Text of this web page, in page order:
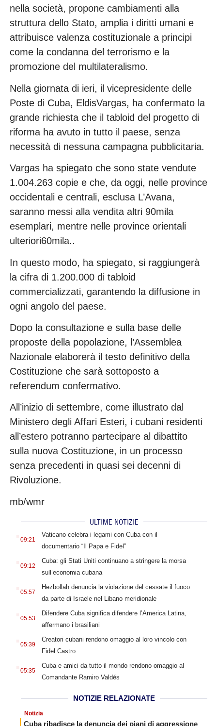
nella società, propone cambiamenti alla
struttura dello Stato, amplia i diritti umani e
attribuisce valenza costituzionale a principi
come la condanna del terrorismo e la
promozione del multilateralismo.
Nella giornata di ieri, il vicepresidente delle
Poste di Cuba, EldisVargas, ha confermato la
grande richiesta che il tabloid del progetto di
riforma ha avuto in tutto il paese, senza
necessità di nessuna campagna pubblicitaria.
Vargas ha spiegato che sono state vendute
1.004.263 copie e che, da oggi, nelle province
occidentali e centrali, esclusa L’Avana,
saranno messi alla vendita altri 90mila
esemplari, mentre nelle province orientali
ulteriori60mila..
In questo modo, ha spiegato, si raggiungerà
la cifra di 1.200.000 di tabloid
commercializzati, garantendo la diffusione in
ogni angolo del paese.
Dopo la consultazione e sulla base delle
proposte della popolazione, l’Assemblea
Nazionale elaborerà il testo definitivo della
Costituzione che sarà sottoposto a
referendum confermativo.
All’inizio di settembre, come illustrato dal
Ministero degli Affari Esteri, i cubani residenti
all’estero potranno partecipare al dibattito
sulla nuova Costituzione, in un processo
senza precedenti in quasi sei decenni di
Rivoluzione.
mb/wmr
ULTIME NOTIZIE
09:21
Vaticano celebra i legami con Cuba con il
documentario “Il Papa e Fidel”
09:12
Cuba: gli Stati Uniti continuano a stringere la morsa
sull’economia cubana
05:57
Hezbollah denuncia la violazione del cessate il fuoco
da parte di Israele nel Libano meridionale
05:53
Difendere Cuba significa difendere l’America Latina,
affermano i brasiliani
05:39
Creatori cubani rendono omaggio al loro vincolo con
Fidel Castro
05:35
Cuba e amici da tutto il mondo rendono omaggio al
Comandante Ramiro Valdés
NOTIZIE RELAZIONATE
Notizia
Cuba ribadisce la denuncia dei piani di aggressione